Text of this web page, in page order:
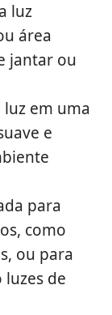
luz
área
jantar ou
em uma
e
para
como
ou para
de